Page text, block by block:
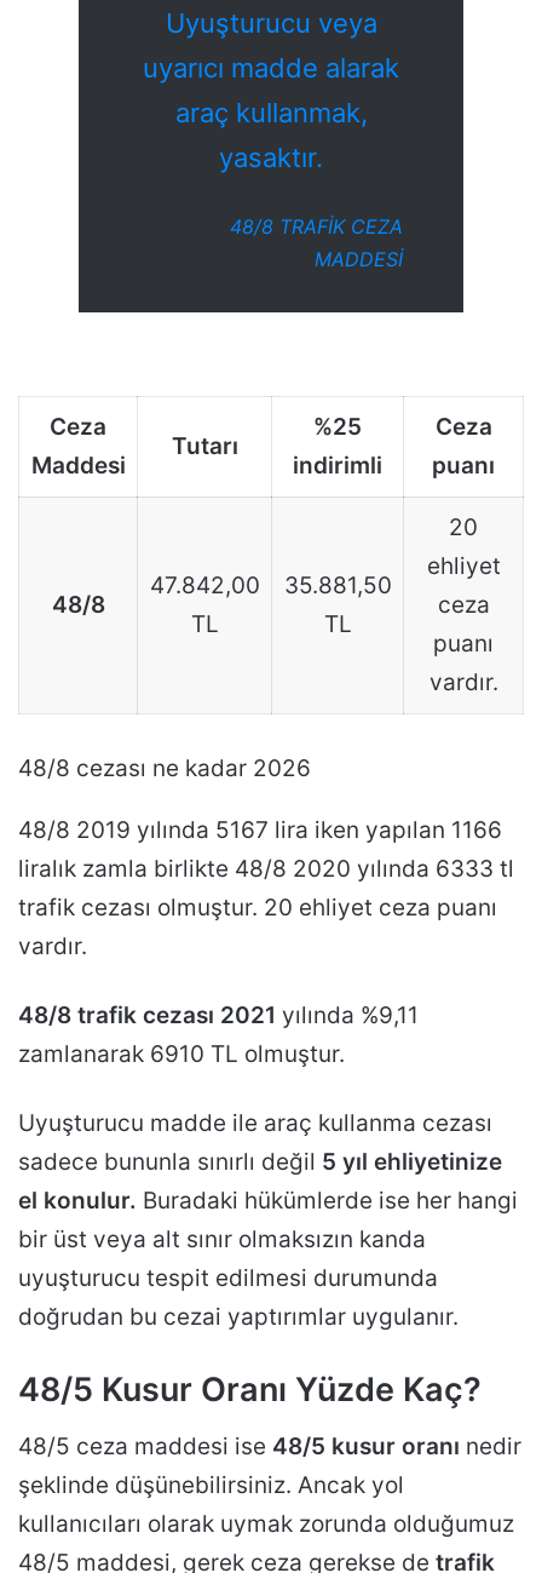
Uyuşturucu veya
uyarıcı madde alarak
araç kullanmak,
yasaktır.
48/8 TRAFİK CEZA
MADDESİ
Ceza
Maddesi
Tutarı
%25
indirimli
Ceza
puanı
48/8
47.842,00
TL
35.881,50
TL
20
ehliyet
ceza
puanı
vardır.
48/8 cezası ne kadar 2026
48/8 2019 yılında 5167 lira iken yapılan 1166
liralık zamla birlikte 48/8 2020 yılında 6333 tl
trafik cezası olmuştur. 20 ehliyet ceza puanı
vardır.
48/8 trafik cezası 2021 yılında %9,11
zamlanarak 6910 TL olmuştur.
Uyuşturucu madde ile araç kullanma cezası
sadece bununla sınırlı değil 5 yıl ehliyetinize
el konulur. Buradaki hükümlerde ise her hangi
bir üst veya alt sınır olmaksızın kanda
uyuşturucu tespit edilmesi durumunda
doğrudan bu cezai yaptırımlar uygulanır.
48/5 Kusur Oranı Yüzde Kaç?
48/5 ceza maddesi ise 48/5 kusur oranı nedir
şeklinde düşünebilirsiniz. Ancak yol
kullanıcıları olarak uymak zorunda olduğumuz
48/5 maddesi, gerek ceza gerekse de trafik